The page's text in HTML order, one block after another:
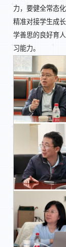
力，要健全常态
精准对接学生成
学善思的良好育
习能力。